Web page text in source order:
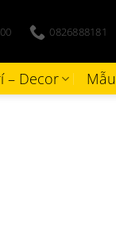
0826888181
– Decor